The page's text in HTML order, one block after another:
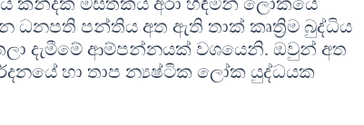
පන්තිය අත ඇති තාක් කෘත්‍රිම බුද්ධිය
දැමීමේ ආම්පන්නයක් වශයෙනි. ඔවුන් අත
හා තාප න්‍යෂ්ටික ලෝක යුද්ධයක